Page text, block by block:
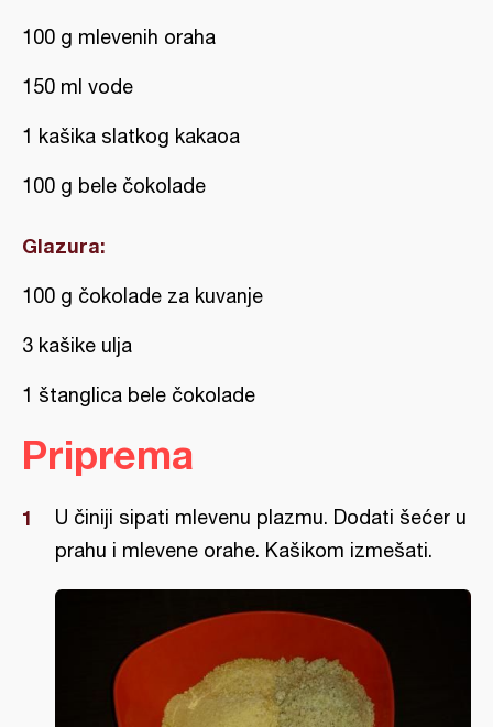
100 g mlevenih oraha
150 ml vode
1 kašika slatkog kakaoa
100 g bele čokolade
Glazura:
100 g čokolade za kuvanje
3 kašike ulja
1 štanglica bele čokolade
Priprema
U činiji sipati mlevenu plazmu. Dodati šećer u
prahu i mlevene orahe. Kašikom izmešati.